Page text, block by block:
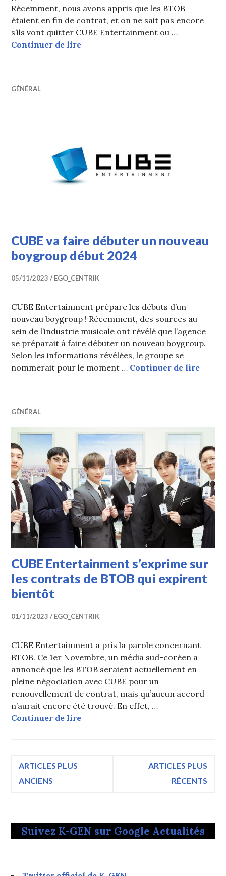
Récemment, nous avons appris que les BTOB
étaient en fin de contrat, et on ne sait pas encore
s’ils vont quitter CUBE Entertainment ou …
Continuer de lireBTOB négocie avec CUBE pour
GÉNÉRAL
CUBE va faire débuter un nouveau
boygroup début 2024
05/11/2023 EGO_CENTRIK
CUBE Entertainment prépare les débuts d’un
nouveau boygroup ! Récemment, des sources au
sein de l’industrie musicale ont révélé que l’agence
se préparait à faire débuter un nouveau boygroup.
Selon les informations révélées, le groupe se
nommerait pour le moment … Continuer de lire
GÉNÉRAL
CUBE Entertainment s’exprime sur
les contrats de BTOB qui expirent
bientôt
01/11/2023 EGO_CENTRIK
CUBE Entertainment a pris la parole concernant
BTOB. Ce 1er Novembre, un média sud-coréen a
annoncé que les BTOB seraient actuellement en
pleine négociation avec CUBE pour un
renouvellement de contrat, mais qu’aucun accord
n’aurait encore été trouvé. En effet, …
Continuer de lireCUBE Entertainment s’exprime
Navigation
articles
ARTICLES PLUS
ANCIENS
ARTICLES PLUS
RÉCENTS
Suivez K-GEN sur Google Actualités